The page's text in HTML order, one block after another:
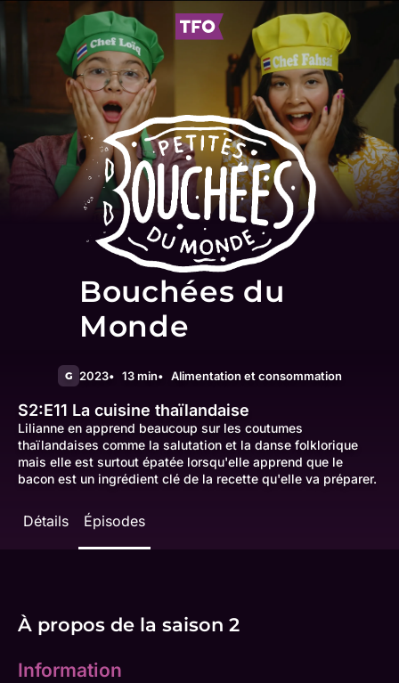
Bouchées du
Monde
G 2023 13 min Alimentation et consommation
S2:E11 La cuisine thaïlandaise
Lilianne en apprend beaucoup sur les coutumes
thaïlandaises comme la salutation et la danse folklorique
mais elle est surtout épatée lorsqu'elle apprend que le
bacon est un ingrédient clé de la recette qu'elle va préparer.
Détails Épisodes
À propos de la saison 2
Information